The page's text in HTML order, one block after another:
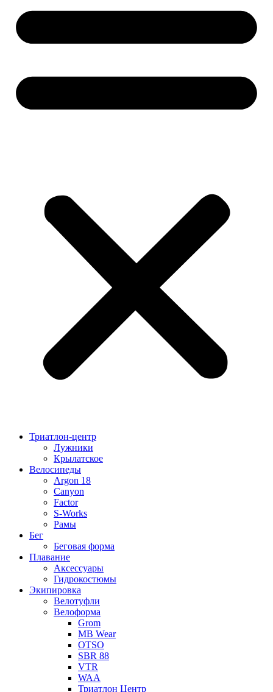
Триатлон-центр
Лужники
Крылатское
Велосипеды
Argon 18
Canyon
Factor
S-Works
Рамы
Бег
Беговая форма
Плавание
Аксессуары
Гидрокостюмы
Экипировка
Велотуфли
Велоформа
Grom
MB Wear
OTSO
SBR 88
VTR
WAA
Триатлон Центр